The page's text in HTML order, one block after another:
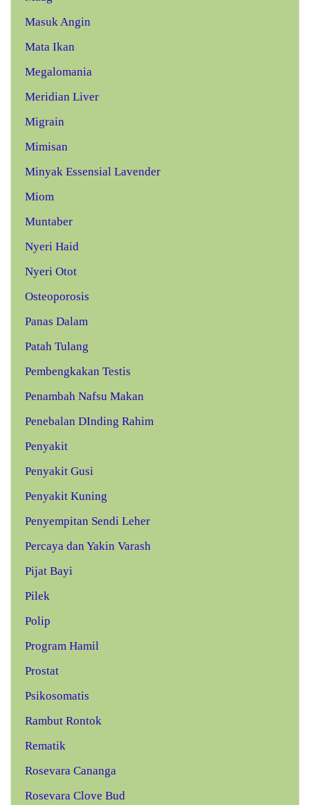
Masuk Angin
Mata Ikan
Megalomania
Meridian Liver
Migrain
Mimisan
Minyak Essensial Lavender
Miom
Muntaber
Nyeri Haid
Nyeri Otot
Osteoporosis
Panas Dalam
Patah Tulang
Pembengkakan Testis
Penambah Nafsu Makan
Penebalan DInding Rahim
Penyakit
Penyakit Gusi
Penyakit Kuning
Penyempitan Sendi Leher
Percaya dan Yakin Varash
Pijat Bayi
Pilek
Polip
Program Hamil
Prostat
Psikosomatis
Rambut Rontok
Rematik
Rosevara Cananga
Rosevara Clove Bud